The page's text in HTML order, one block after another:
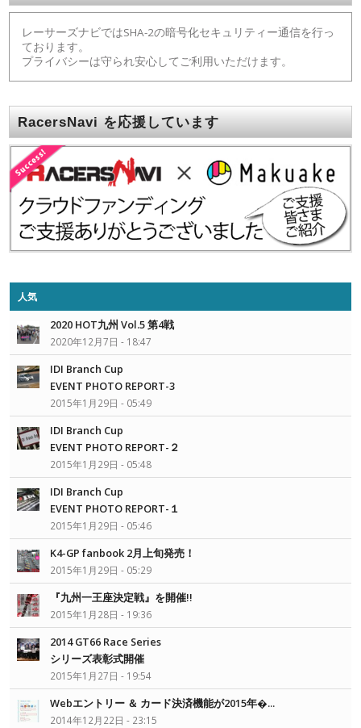
レーサーズナビではSHA-2の暗号化セキュリティー通信を行っ
ております。
プライバシーは守られ安心してご利用いただけます。
RacersNavi を応援しています
人気
2020 HOT九州 Vol.5 第4戦
2020年12月7日 - 18:47
IDI Branch Cup
EVENT PHOTO REPORT-3
2015年1月29日 - 05:49
IDI Branch Cup
EVENT PHOTO REPORT-２
2015年1月29日 - 05:48
IDI Branch Cup
EVENT PHOTO REPORT-１
2015年1月29日 - 05:46
K4-GP fanbook 2月上旬発売！
2015年1月29日 - 05:29
『九州一王座決定戦』を開催!!
2015年1月28日 - 19:36
2014 GT66 Race Series
シリーズ表彰式開催
2015年1月27日 - 19:54
Webエントリー ＆ カード決済機能が2015年�...
2014年12月22日 - 23:15